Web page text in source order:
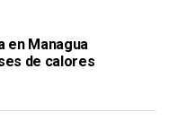
en Managua
de calores